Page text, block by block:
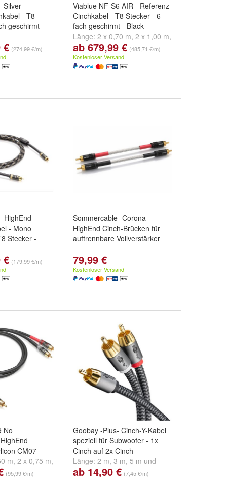
Silver -
- T8
geschirmt -
m,2 x 1,00 m
weitere ...
€ (274,99 €/m)
Viablue NF-S6 AIR - Referenz
Cinchkabel - T8 Stecker - 6-
fach geschirmt - Black
Länge: 2 x 0,70 m, 2 x 1,00 m,
2 x 1,50 m undweitere ...
ab 679,99 € (485,71 €/m)
Kostenloser Versand
HighEnd
- Mono
Stecker -
,2,50 m,5,00 m
€ (179,99 €/m)
Sommercable -Corona-
HighEnd Cinch-Brücken für
auftrennbare Vollverstärker
79,99 €
Kostenloser Versand
No
CM07
m, 2 x 0,75 m,
weitere ...
(95,99 €/m)
Goobay -Plus- Cinch-Y-Kabel
speziell für Subwoofer - 1x
Cinch auf 2x Cinch
Länge: 2 m, 3 m, 5 m und
weitere ...
ab 14,90 € (7,45 €/m)